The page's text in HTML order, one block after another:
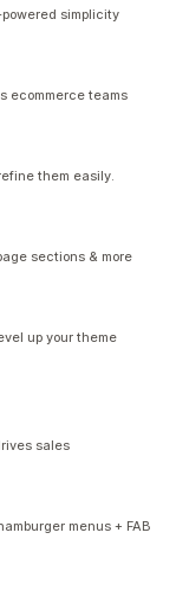
simplicity
ecommerce teams
them easily.
sections & more
up your theme
sales
menus + FAB